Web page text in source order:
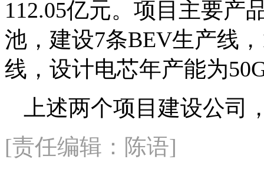
112.05亿元。项目主要产
池，建设7条BEV生产线
线，设计电芯年产能为
上述两个项目建设公司
[责任编辑：陈语]